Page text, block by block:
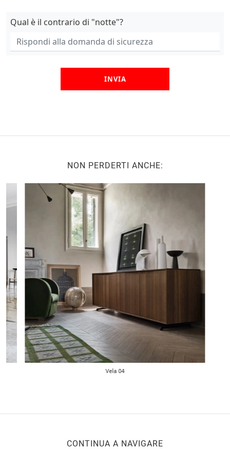
Qual è il contrario di "notte"?
INVIA
NON PERDERTI ANCHE:
Vela 04
CONTINUA A NAVIGARE